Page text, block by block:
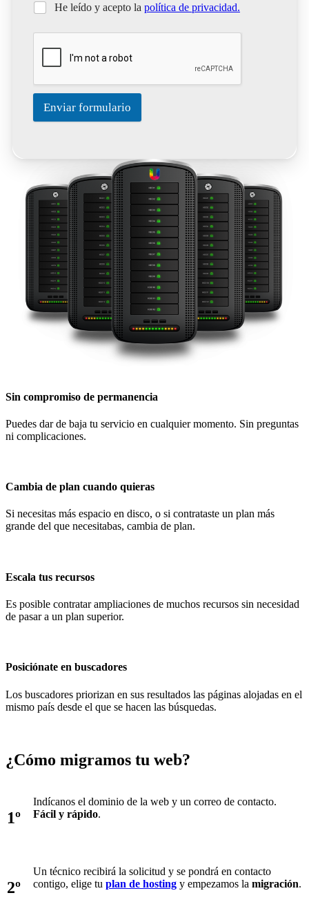
He leído y acepto la política de privacidad.
Enviar formulario
Sin compromiso de permanencia
Puedes dar de baja tu servicio en cualquier momento. Sin preguntas
ni complicaciones.
Cambia de plan cuando quieras
Si necesitas más espacio en disco, o si contrataste un plan más
grande del que necesitabas, cambia de plan.
Escala tus recursos
Es posible contratar ampliaciones de muchos recursos sin necesidad
de pasar a un plan superior.
Posiciónate en buscadores
Los buscadores priorizan en sus resultados las páginas alojadas en el
mismo país desde el que se hacen las búsquedas.
¿Cómo migramos tu web?
1º
Indícanos el dominio de la web y un correo de contacto.
Fácil y rápido.
2º
Un técnico recibirá la solicitud y se pondrá en contacto
contigo, elige tu plan de hosting y empezamos la migración.